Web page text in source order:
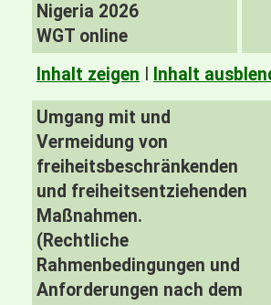
Nigeria 2026
WGT online
Inhalt zeigen Inhalt
Umgang mit und
Vermeidung von
freiheitsbeschränkenden
und freiheitsentziehenden
Maßnahmen.
(Rechtliche
Rahmenbedingungen und
Anforderungen nach dem